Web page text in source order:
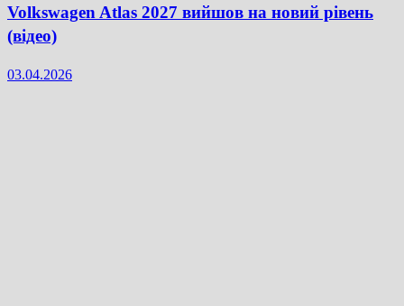
Volkswagen Atlas 2027 вийшов на новий рівень
(відео)
03.04.2026